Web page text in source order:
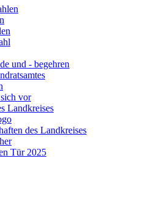
und - begehren
vor
Landkreises
des Landkreises
Tür 2025